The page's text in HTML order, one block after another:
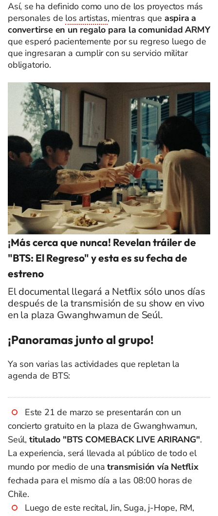
Así, se ha definido como uno de los proyectos más
personales de los artistas, mientras que aspira a
convertirse en un regalo para la comunidad ARMY
que esperó pacientemente por su regreso luego de
que ingresaran a cumplir con su servicio militar
obligatorio.
¡Más cerca que nunca! Revelan tráiler de
"BTS: El Regreso" y esta es su fecha de
estreno
El documental llegará a Netflix sólo unos días
después de la transmisión de su show en vivo
en la plaza Gwanghwamun de Seúl.
¡Panoramas junto al grupo!
Ya son varias las actividades que repletan la
agenda de BTS:
Este 21 de marzo se presentarán con un
concierto gratuito en la plaza de Gwanghwamun,
Seúl, titulado "BTS COMEBACK LIVE ARIRANG".
La experiencia, será llevada al público de todo el
mundo por medio de unatransmisión vía Netflix
fechada para el mismo día a las 08:00 horas de
Chile.
Luego de este recital, Jin, Suga, j-Hope, RM,